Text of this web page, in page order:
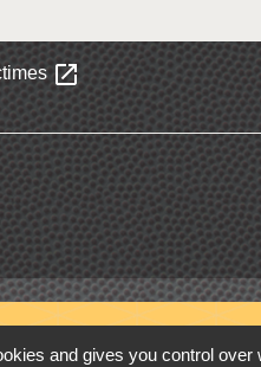
open_in_new
and gives you control over